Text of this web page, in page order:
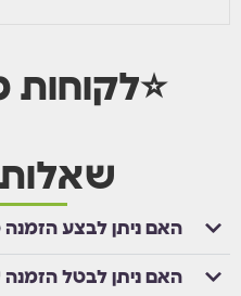
⭐לקוחות
שאלות
האם ניתן לבצע הזמנה
האם ניתן לבטל